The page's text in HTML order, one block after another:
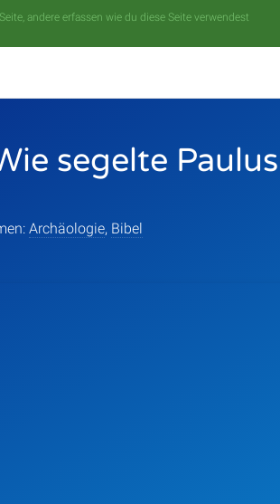
andere erfassen wie du diese Seite verwendest
segelte
Archäologie, Bibel